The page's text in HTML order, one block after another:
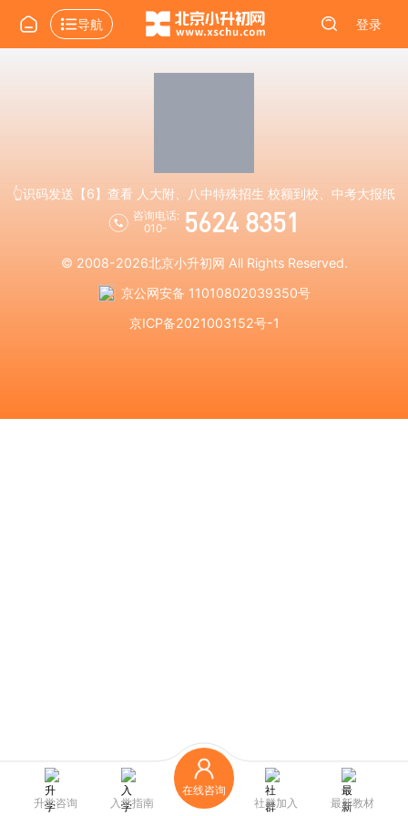
导航 登录
👆识码发送【6】查看 人大附、八中特殊招生 校额到校、中考大报纸
咨询电话:
010-
5624 8351
© 2008-2026北京小升初网 All Rights Reserved.
京公网安备 11010802039350号
京ICP备2021003152号-1
升学咨询 入学指南
在线咨询
社群加入
最新教材